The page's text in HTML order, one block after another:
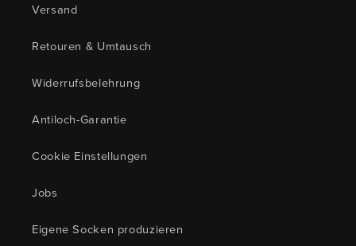
Versand
Retouren & Umtausch
Widerrufsbelehrung
Antiloch-Garantie
Cookie Einstellungen
Jobs
Eigene Socken produzieren